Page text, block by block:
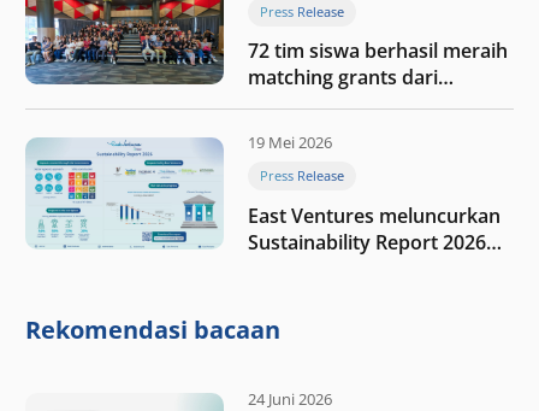
Press Release
72 tim siswa berhasil meraih
matching grants dari
program My First $1000
19 Mei 2026
Press Release
East Ventures meluncurkan
Sustainability Report 2026
nilai melalui kedisiplinan”
Rekomendasi bacaan
24 Juni 2026